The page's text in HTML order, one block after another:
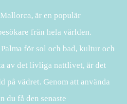
är en populär
från hela världen.
för sol och bad, kultur och
av det livliga nattlivet, är det
på vädret. Genom att använda
du få den senaste